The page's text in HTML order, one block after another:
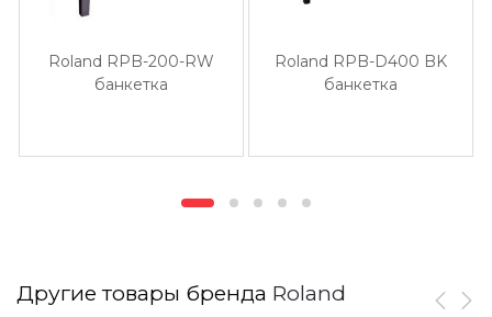
Roland RPB-200-RW
банкетка
Roland RPB-D400 BK
банкетка
Другие товары бренда Roland